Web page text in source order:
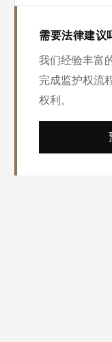
需要法律建议
我们经验丰富
完成监护权流
权利。